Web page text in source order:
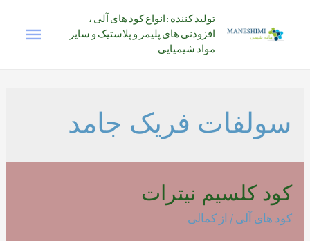
تولید کننده : انواع کود های آلی ،
افزودنی های پلیمر و پلاستیک و سایر
مواد شیمیایی
سولفات فریک جامد
کود کلسیم نیترات
کود های آلی / از کمالی